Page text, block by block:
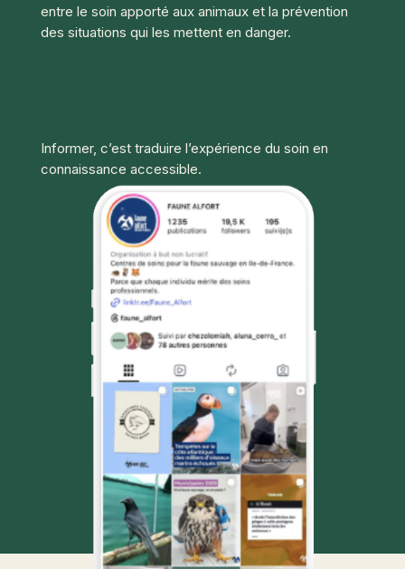
entre le soin apporté aux animaux et la prévention
des situations qui les mettent en danger.
Informer, c’est traduire l’expérience du soin en
connaissance accessible.